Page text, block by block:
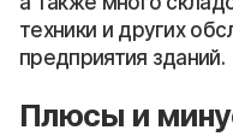
техники и других
предприятия зданий.
Плюсы и